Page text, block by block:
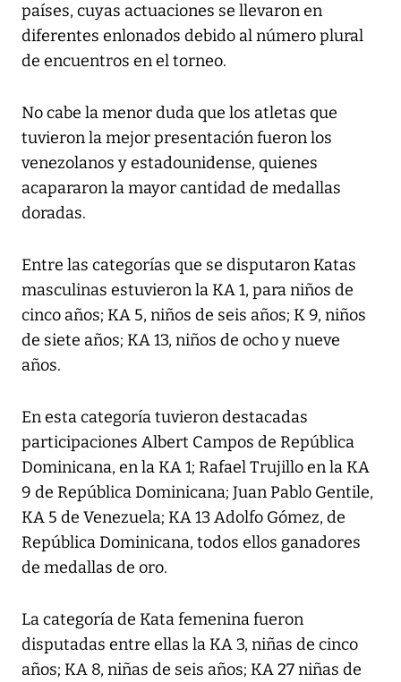
países, cuyas actuaciones se llevaron en
diferentes enlonados debido al número plural
de encuentros en el torneo.
No cabe la menor duda que los atletas que
tuvieron la mejor presentación fueron los
venezolanos y estadounidense, quienes
acapararon la mayor cantidad de medallas
doradas.
Entre las categorías que se disputaron Katas
masculinas estuvieron la KA 1, para niños de
cinco años; KA 5, niños de seis años; K 9, niños
de siete años; KA 13, niños de ocho y nueve
años.
En esta categoría tuvieron destacadas
participaciones Albert Campos de República
Dominicana, en la KA 1; Rafael Trujillo en la KA
9 de República Dominicana; Juan Pablo Gentile,
KA 5 de Venezuela; KA 13 Adolfo Gómez, de
República Dominicana, todos ellos ganadores
de medallas de oro.
La categoría de Kata femenina fueron
disputadas entre ellas la KA 3, niñas de cinco
años; KA 8, niñas de seis años; KA 27 niñas de